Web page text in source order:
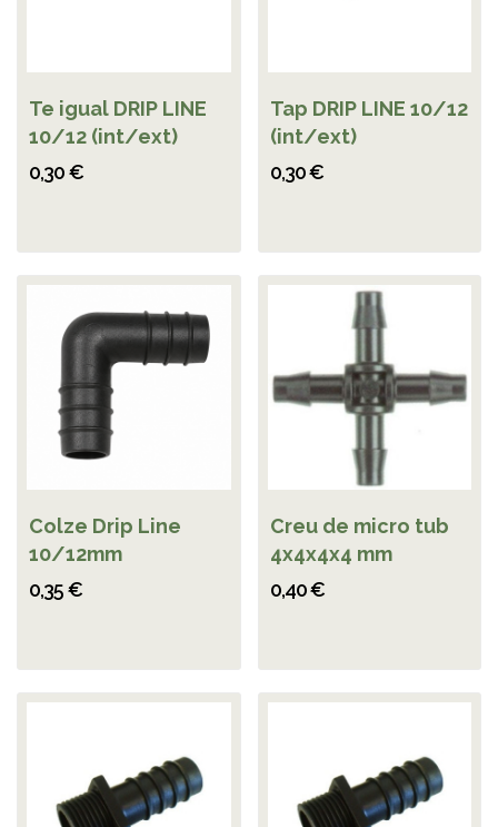
Te igual DRIP LINE
10/12 (int/ext)
0,30 €
Tap DRIP LINE 10/12
(int/ext)
0,30 €
Colze Drip Line
10/12mm
0,35 €
Creu de micro tub
4x4x4x4 mm
0,40 €